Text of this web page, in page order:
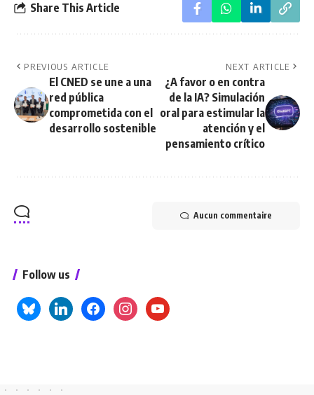
Share This Article
PREVIOUS ARTICLE
El CNED se une a una
red pública
comprometida con el
desarrollo sostenible
NEXT ARTICLE
¿A favor o en contra
de la IA? Simulación
oral para estimular la
atención y el
pensamiento crítico
Aucun commentaire
Follow us
blueskylinkedinfacebookinstagramyoutube